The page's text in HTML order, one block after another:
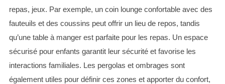
repas, jeux. Par exemple, un coin lounge confortable avec des
fauteuils et des coussins peut offrir un lieu de repos, tandis
qu’une table à manger est parfaite pour les repas. Un espace
sécurisé pour enfants garantit leur sécurité et favorise les
interactions familiales. Les pergolas et ombrages sont
également utiles pour définir ces zones et apporter du confort,